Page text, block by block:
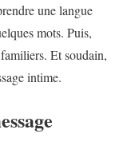
une langue
mots. Puis,
Et soudain,
intime.